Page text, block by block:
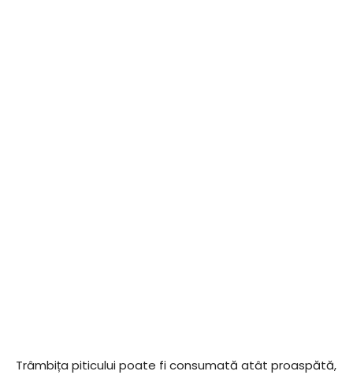
Trâmbița piticului poate fi consumată atât proaspătă,